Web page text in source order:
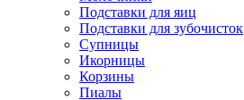
Подставки для яиц
Подставки для зубочисток
Супницы
Икорницы
Корзины
Пиалы